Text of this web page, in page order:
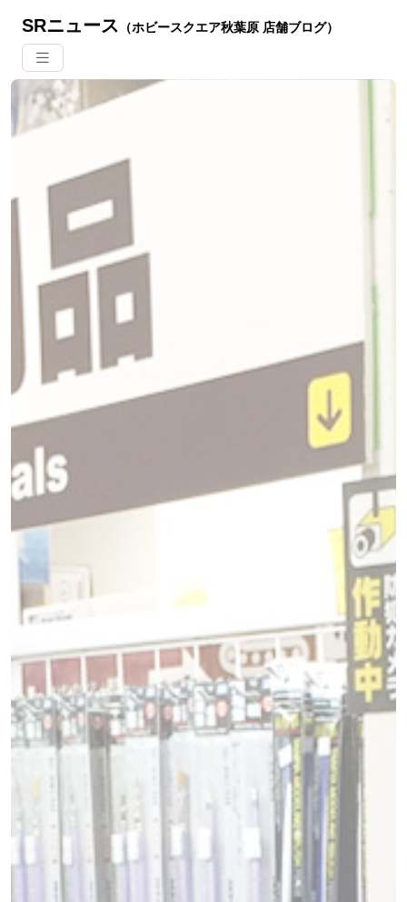
SRニュース （ホビースクエア秋葉原 店舗ブログ）